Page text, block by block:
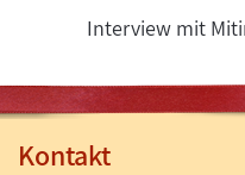
Interview mit
Kontakt